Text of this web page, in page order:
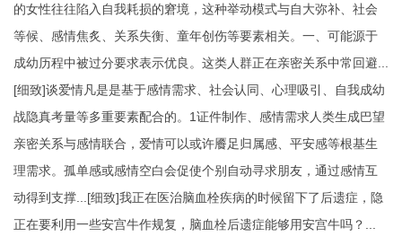
的女性往往陷入自我耗损的窘境，这种举动模式与自大弥补、社会
等候、感情焦炙、关系失衡、童年创伤等要素相关。一、可能源于
成幼历程中被过分要求表示优良。这类人群正在亲密关系中常回避...
[细致]谈爱情凡是是基于感情需求、社会认同、心理吸引、自我成幼
战隐真考量等多重要素配合的。1证件制作 、感情需求人类生成巴望
亲密关系与感情联合，爱情可以或许餍足归属感、平安感等根基生
理需求。孤单感或感情空白会促使个别自动寻求朋友，通过感情互
动得到支撑...[细致]我正在医治脑血栓疾病的时候留下了后遗症，隐
正在要利用一些安宫牛作规复，脑血栓后遗症能够用安宫牛吗？...